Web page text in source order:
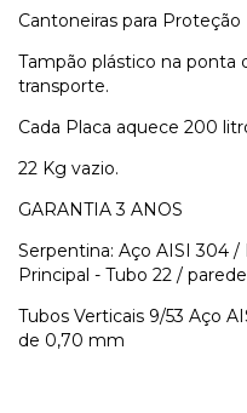
Cantoneiras para Proteção
Tampão plástico na ponta
transporte.
Cada Placa aquece 200
22 Kg vazio.
GARANTIA 3 ANOS
Serpentina: Aço AISI 304 /
Principal - Tubo 22 /
Tubos Verticais 9/53 Aço
de 0,70 mm